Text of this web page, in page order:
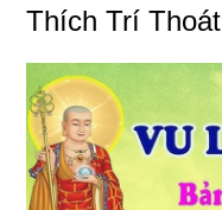
Thích Trí Thoát